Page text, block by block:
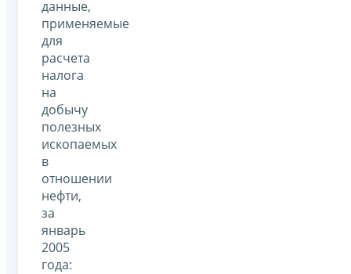
данные,
применяемые
для
расчета
налога
на
добычу
полезных
ископаемых
в
отношении
нефти,
за
январь
2005
года: